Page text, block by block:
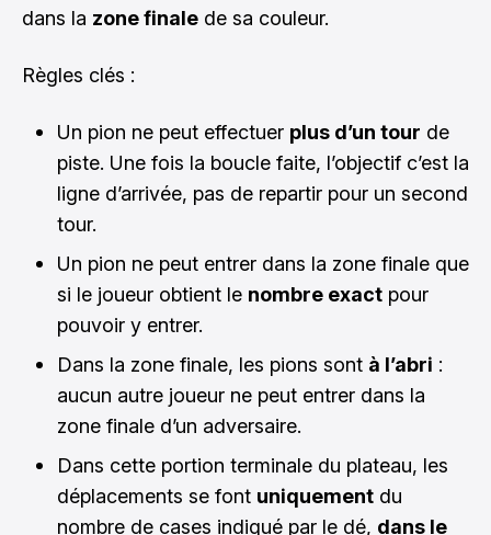
dans la zone finale de sa couleur.
Règles clés :
Un pion ne peut effectuer plus d’un tour de
piste. Une fois la boucle faite, l’objectif c’est la
ligne d’arrivée, pas de repartir pour un second
tour.
Un pion ne peut entrer dans la zone finale que
si le joueur obtient le nombre exact pour
pouvoir y entrer.
Dans la zone finale, les pions sont à l’abri :
aucun autre joueur ne peut entrer dans la
zone finale d’un adversaire.
Dans cette portion terminale du plateau, les
déplacements se font uniquement du
nombre de cases indiqué par le dé, dans le